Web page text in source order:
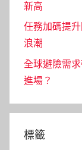
新高
任務加碼提
浪潮
全球避險需
進場？
標籤